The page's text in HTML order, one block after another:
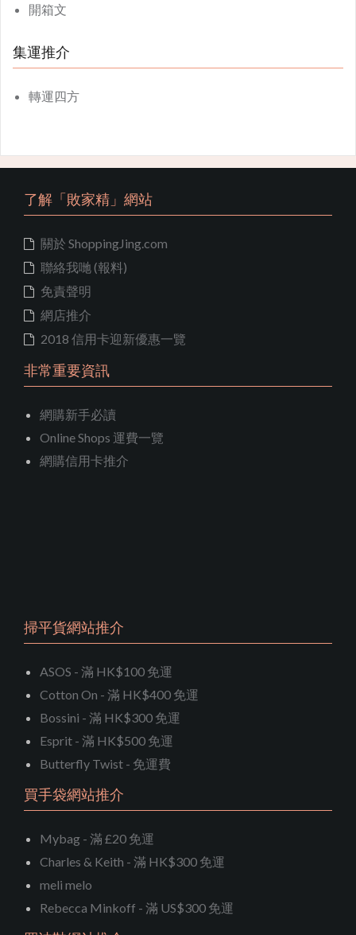
開箱文
集運推介
轉運四方
了解「敗家精」網站
關於 ShoppingJing.com
聯絡我哋 (報料)
免責聲明
網店推介
2018 信用卡迎新優惠一覽
非常重要資訊
網購新手必讀
Online Shops 運費一覽
網購信用卡推介
掃平貨網站推介
ASOS - 滿 HK$100 免運
Cotton On - 滿 HK$400 免運
Bossini - 滿 HK$300 免運
Esprit - 滿 HK$500 免運
Butterfly Twist - 免運費
買手袋網站推介
Mybag - 滿 £20 免運
Charles & Keith - 滿 HK$300 免運
meli melo
Rebecca Minkoff - 滿 US$300 免運